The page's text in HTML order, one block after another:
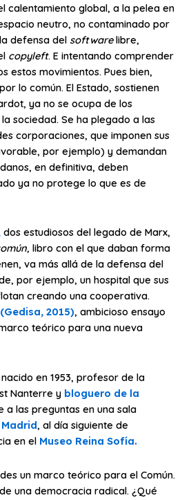
calentamiento global, a la pelea en
neutro, no contaminado por
defensa del softwarelibre,
copyleft. E intentando comprender
estos movimientos. Pues bien,
lo común. El Estado, sostienen
ya no se ocupa de los
sociedad. Se ha plegado a las
corporaciones, que imponen sus
por ejemplo) y demandan
en definitiva, deben
ya no protege lo que es de
dos estudiosos del legado de Marx,
libro con el que daban forma
va más allá de la defensa del
por ejemplo, un hospital que sus
creando una cooperativa.
2015), ambicioso ensayo
teórico para una nueva
en 1953, profesor de la
Nanterre y bloguero de la
a las preguntas en una sala
, al día siguiente de
en el Museo Reina Sofía.
un marco teórico para el Común.
una democracia radical. ¿Qué